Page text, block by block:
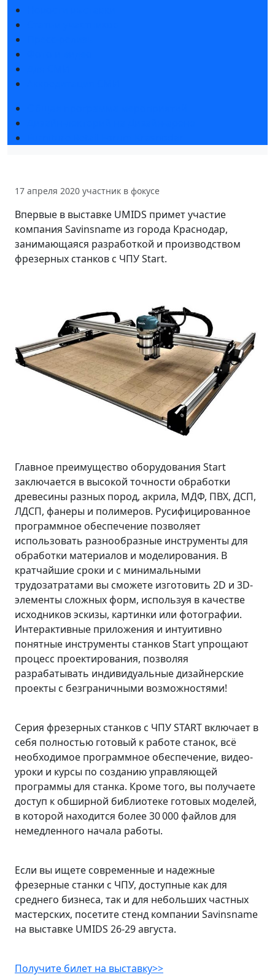
17 апреля 2020 участник в фокусе
Впервые в выставке UMIDS примет участие
компания Savinsname из города Краснодар,
занимающаяся разработкой и производством
фрезерных станков с ЧПУ Start.
Главное преимущество оборудования Start
заключается в высокой точности обработки
древесины разных пород, акрила, МДФ, ПВХ, ДСП,
ЛДСП, фанеры и полимеров. Русифицированное
программное обеспечение позволяет
использовать разнообразные инструменты для
обработки материалов и моделирования. В
кратчайшие сроки и с минимальными
трудозатратами вы сможете изготовить 2D и 3D-
элементы сложных форм, используя в качестве
исходников эскизы, картинки или фотографии.
Интерактивные приложения и интуитивно
понятные инструменты станков Start упрощают
процесс проектирования, позволяя
разрабатывать индивидуальные дизайнерские
проекты с безграничными возможностями!
Серия фрезерных станков с ЧПУ START включает в
себя полностью готовый к работе станок, всё
необходимое программное обеспечение, видео-
уроки и курсы по созданию управляющей
программы для станка. Кроме того, вы получаете
доступ к обширной библиотеке готовых моделей,
в которой находится более 30 000 файлов для
немедленного начала работы.
Если вы ищете современные и надежные
фрезерные станки с ЧПУ, доступные как для
среднего бизнеса, так и для небольших частных
мастерских, посетите стенд компании Savinsname
на выставке UMIDS 26-29 августа.
Получите билет на выставку>>